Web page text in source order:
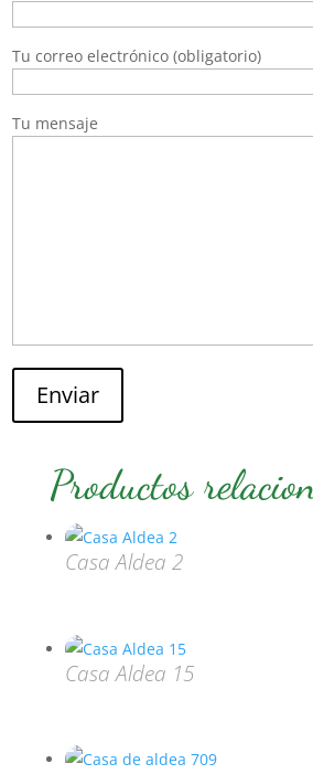
Tu correo electrónico (obligatorio)
Tu mensaje
Enviar
Productos
Casa Aldea 2
Casa Aldea 15